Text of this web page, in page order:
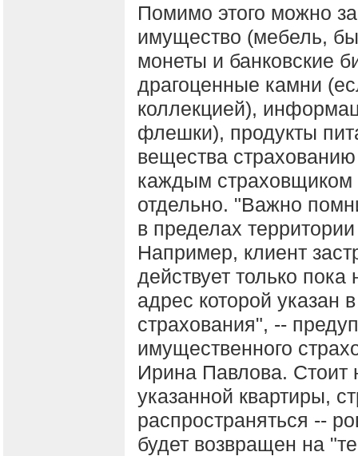
Помимо этого можно
имущество (мебель,
монеты и банковские
драгоценные камни
коллекцией),
флешки), продукты
вещества
каждым страховщиком
отдельно. "Важно
в пределах
Например, клиент
действует только пока
адрес которой указан
страхования", --
имущественного
Ирина Павлова. Стоит
указанной квартиры,
распространяться --
будет возвращен на